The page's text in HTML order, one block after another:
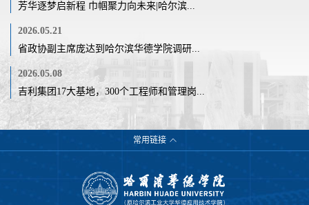
芳华逐梦启新程 巾帼聚力向未来|哈尔滨...
2026.05.21
省政协副主席庞达到哈尔滨华德学院调研...
2026.05.08
吉利集团17大基地，300个工程师和管理岗...
常用链接